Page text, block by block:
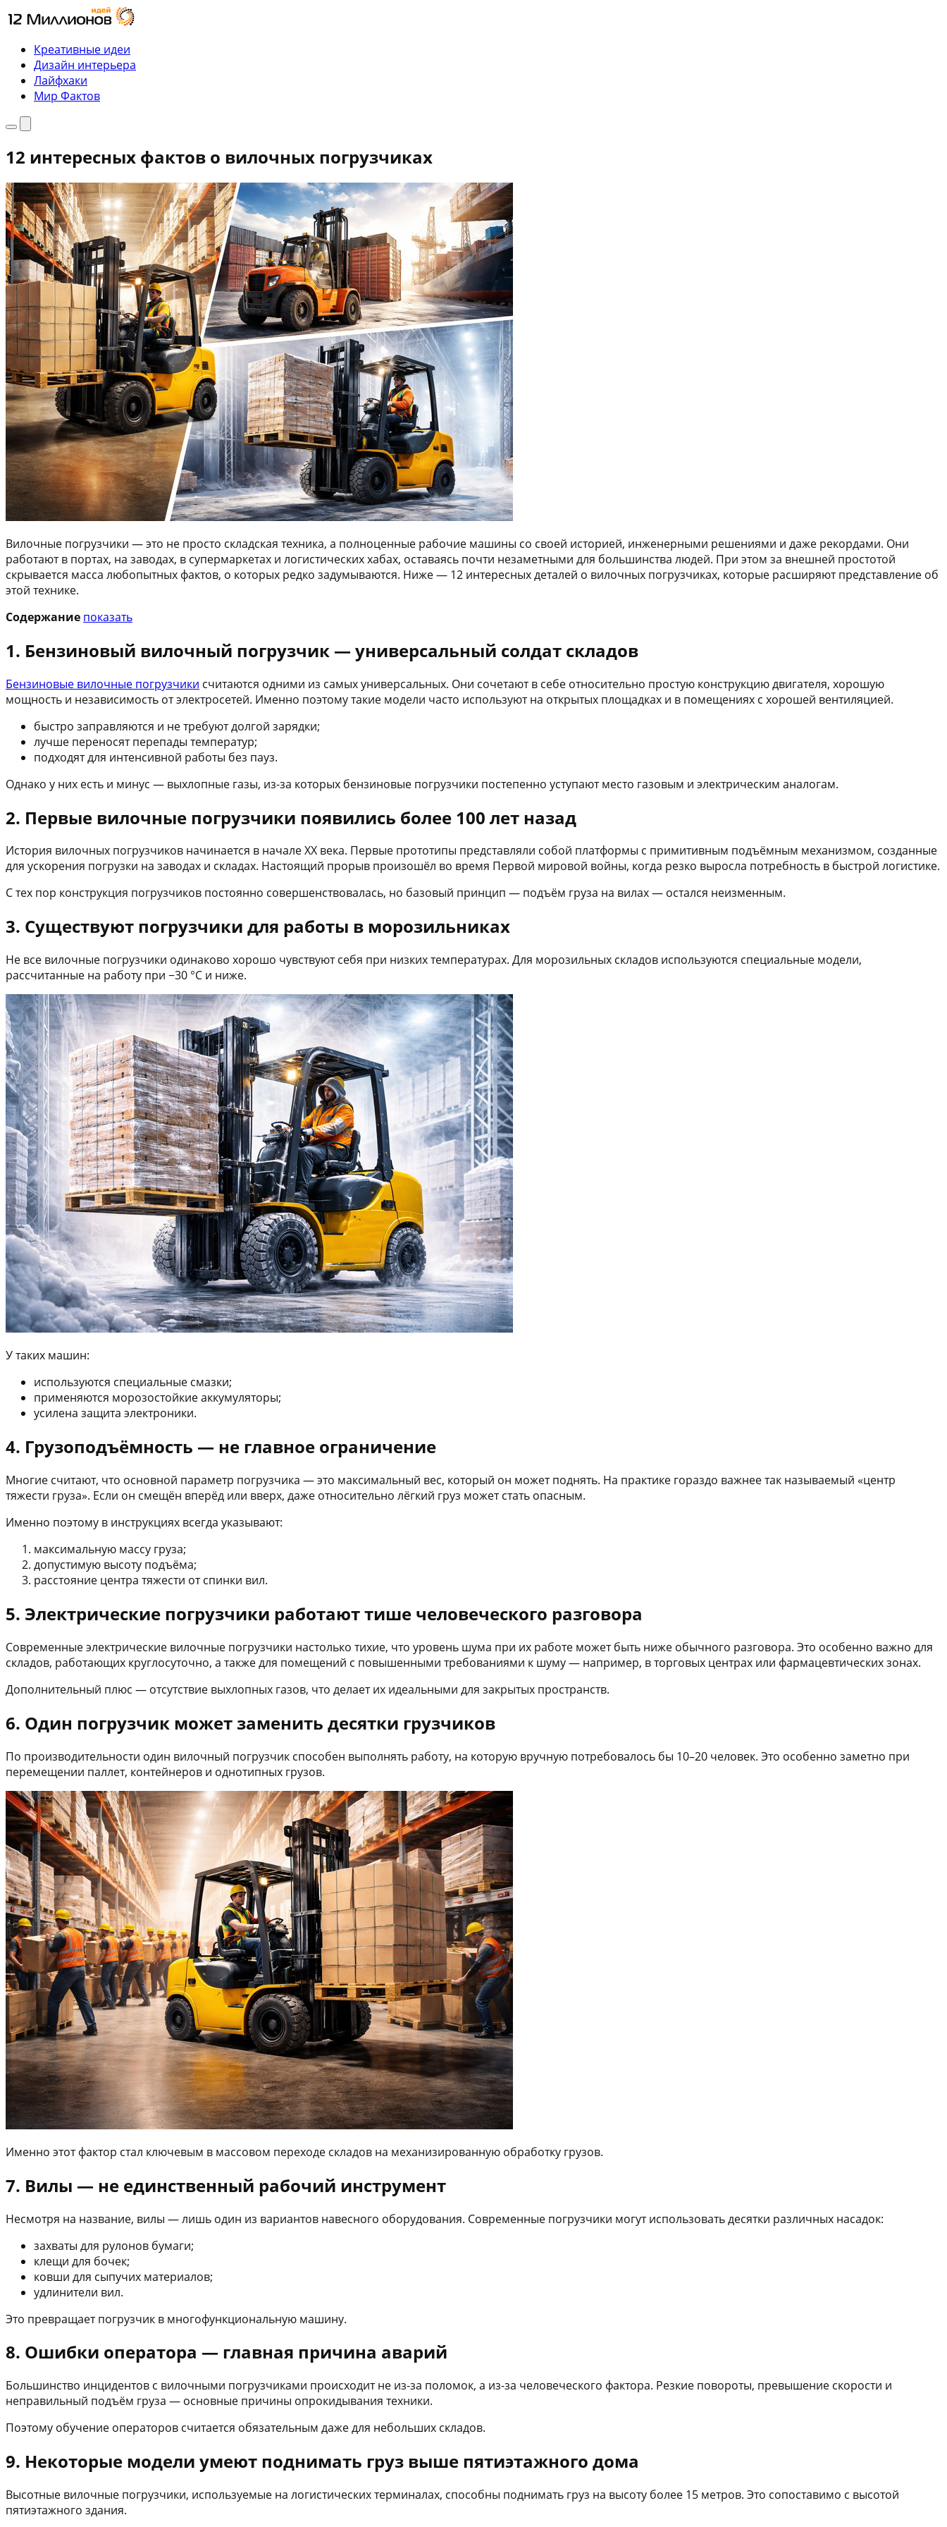
Перейти
к
содержимому
Креативные идеи
Дизайн интерьера
Лайфхаки
Мир Фактов
МенюПоиск
12 интересных фактов о вилочных погрузчиках
Вилочные погрузчики — это не просто складская техника, а полноценные рабочие машины со своей историей, инженерными решениями и даже рекордами. Они
работают в портах, на заводах, в супермаркетах и логистических хабах, оставаясь почти незаметными для большинства людей. При этом за внешней простотой
скрывается масса любопытных фактов, о которых редко задумываются. Ниже — 12 интересных деталей о вилочных погрузчиках, которые расширяют представление об
этой технике.
Содержание показать
1. Бензиновый вилочный погрузчик — универсальный солдат складов
Бензиновые вилочные погрузчики считаются одними из самых универсальных. Они сочетают в себе относительно простую конструкцию двигателя, хорошую
мощность и независимость от электросетей. Именно поэтому такие модели часто используют на открытых площадках и в помещениях с хорошей вентиляцией.
быстро заправляются и не требуют долгой зарядки;
лучше переносят перепады температур;
подходят для интенсивной работы без пауз.
Однако у них есть и минус — выхлопные газы, из-за которых бензиновые погрузчики постепенно уступают место газовым и электрическим аналогам.
2. Первые вилочные погрузчики появились более 100 лет назад
История вилочных погрузчиков начинается в начале XX века. Первые прототипы представляли собой платформы с примитивным подъёмным механизмом, созданные
для ускорения погрузки на заводах и складах. Настоящий прорыв произошёл во время Первой мировой войны, когда резко выросла потребность в быстрой логистике.
С тех пор конструкция погрузчиков постоянно совершенствовалась, но базовый принцип — подъём груза на вилах — остался неизменным.
3. Существуют погрузчики для работы в морозильниках
Не все вилочные погрузчики одинаково хорошо чувствуют себя при низких температурах. Для морозильных складов используются специальные модели,
рассчитанные на работу при −30 °C и ниже.
У таких машин:
используются специальные смазки;
применяются морозостойкие аккумуляторы;
усилена защита электроники.
4. Грузоподъёмность — не главное ограничение
Многие считают, что основной параметр погрузчика — это максимальный вес, который он может поднять. На практике гораздо важнее так называемый «центр
тяжести груза». Если он смещён вперёд или вверх, даже относительно лёгкий груз может стать опасным.
Именно поэтому в инструкциях всегда указывают:
максимальную массу груза;
допустимую высоту подъёма;
расстояние центра тяжести от спинки вил.
5. Электрические погрузчики работают тише человеческого разговора
Современные электрические вилочные погрузчики настолько тихие, что уровень шума при их работе может быть ниже обычного разговора. Это особенно важно для
складов, работающих круглосуточно, а также для помещений с повышенными требованиями к шуму — например, в торговых центрах или фармацевтических зонах.
Дополнительный плюс — отсутствие выхлопных газов, что делает их идеальными для закрытых пространств.
6. Один погрузчик может заменить десятки грузчиков
По производительности один вилочный погрузчик способен выполнять работу, на которую вручную потребовалось бы 10–20 человек. Это особенно заметно при
перемещении паллет, контейнеров и однотипных грузов.
Именно этот фактор стал ключевым в массовом переходе складов на механизированную обработку грузов.
7. Вилы — не единственный рабочий инструмент
Несмотря на название, вилы — лишь один из вариантов навесного оборудования. Современные погрузчики могут использовать десятки различных насадок:
захваты для рулонов бумаги;
клещи для бочек;
ковши для сыпучих материалов;
удлинители вил.
Это превращает погрузчик в многофункциональную машину.
8. Ошибки оператора — главная причина аварий
Большинство инцидентов с вилочными погрузчиками происходит не из-за поломок, а из-за человеческого фактора. Резкие повороты, превышение скорости и
неправильный подъём груза — основные причины опрокидывания техники.
Поэтому обучение операторов считается обязательным даже для небольших складов.
9. Некоторые модели умеют поднимать груз выше пятиэтажного дома
Высотные вилочные погрузчики, используемые на логистических терминалах, способны поднимать груз на высоту более 15 метров. Это сопоставимо с высотой
пятиэтажного здания.